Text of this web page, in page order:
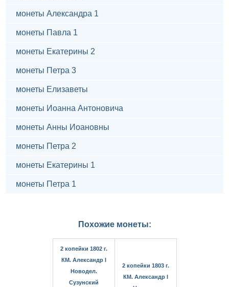
монеты Александра 1
монеты Павла 1
монеты Екатерины 2
монеты Петра 3
монеты Елизаветы
монеты Иоанна Антоновича
монеты Анны Иоановны
монеты Петра 2
монеты Екатерины 1
монеты Петра 1
Похожие монеты:
2 копейки 1802 г.
КМ. Александр I
Новодел.
Сузунский
2 копейки 1803 г.
КМ. Александр I